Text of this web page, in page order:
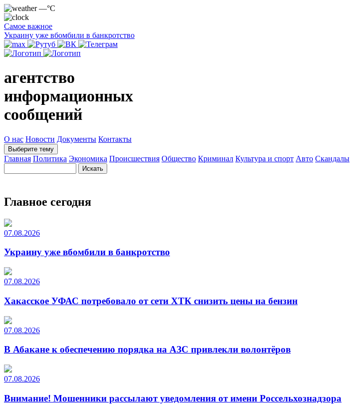
—°C
Самое важное
Украину уже вбомбили в банкротство
агентство
информационных
сообщений
О нас Новости Документы Контакты
Выберите тему
Главная Политика Экономика Происшествия Общество Криминал Культура и спорт Авто Скандалы
Главное сегодня
07.08.2026
Украину уже вбомбили в банкротство
07.08.2026
Хакасское УФАС потребовало от сети ХТК снизить цены на бензин
07.08.2026
В Абакане к обеспечению порядка на АЗС привлекли волонтёров
07.08.2026
Внимание! Мошенники рассылают уведомления от имени Россельхознадзора